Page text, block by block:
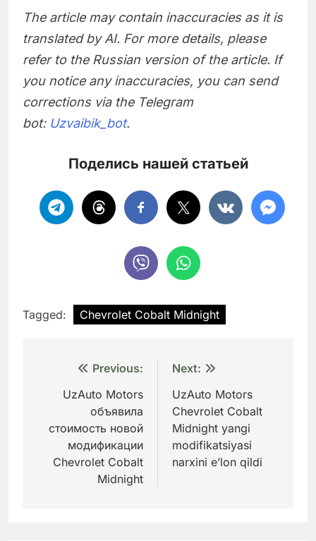
The article may contain inaccuracies as it is
translated by AI. For more details, please
refer to the Russian version of the article. If
you notice any inaccuracies, you can send
corrections via the Telegram
bot: Uzvaibik_bot.
Поделись нашей статьей
Tagged: Chevrolet Cobalt Midnight
Навигация
записям
Previous:
UzAuto Motors
объявила
стоимость новой
модификации
Chevrolet Cobalt
Midnight
Next:
UzAuto Motors
Chevrolet Cobalt
Midnight yangi
modifikatsiyasi
narxini e’lon qildi